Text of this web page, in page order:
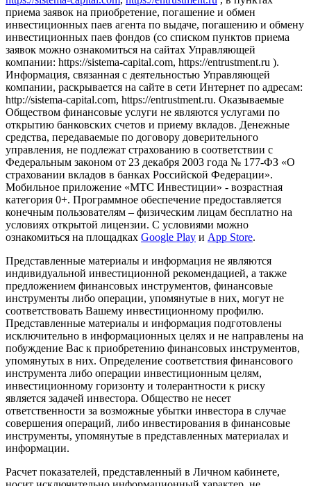
приема заявок на приобретение, погашение и обмен
инвестиционных паев агента по выдаче, погашению и обмену
инвестиционных паев фондов (со списком пунктов приема
заявок можно ознакомиться на сайтах Управляющей
компании: https://sistema-capital.com, https://entrustment.ru ).
Информация, связанная с деятельностью Управляющей
компании, раскрывается на сайте в сети Интернет по адресам:
http://sistema-capital.com, https://entrustment.ru. Оказываемые
Обществом финансовые услуги не являются услугами по
открытию банковских счетов и приему вкладов. Денежные
средства, передаваемые по договору доверительного
управления, не подлежат страхованию в соответствии с
Федеральным законом от 23 декабря 2003 года № 177-ФЗ «О
страховании вкладов в банках Российской Федерации».
Мобильное приложение «МТС Инвестиции» - возрастная
категория 0+. Программное обеспечение предоставляется
конечным пользователям – физическим лицам бесплатно на
условиях открытой лицензии. С условиями можно
ознакомиться на площадках Google Play и App Store.
Представленные материалы и информация не являются
индивидуальной инвестиционной рекомендацией, а также
предложением финансовых инструментов, финансовые
инструменты либо операции, упомянутые в них, могут не
соответствовать Вашему инвестиционному профилю.
Представленные материалы и информация подготовлены
исключительно в информационных целях и не направлены на
побуждение Вас к приобретению финансовых инструментов,
упомянутых в них. Определение соответствия финансового
инструмента либо операции инвестиционным целям,
инвестиционному горизонту и толерантности к риску
является задачей инвестора. Общество не несет
ответственности за возможные убытки инвестора в случае
совершения операций, либо инвестирования в финансовые
инструменты, упомянутые в представленных материалах и
информации.
Расчет показателей, представленный в Личном кабинете,